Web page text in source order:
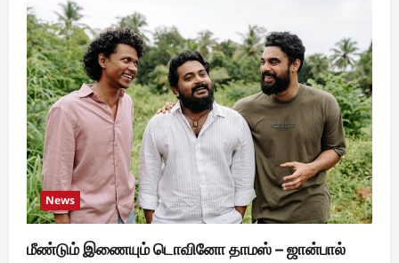
News
மீண்டும் இணையும் டொவினோ தாமஸ் – ஜான்பால்